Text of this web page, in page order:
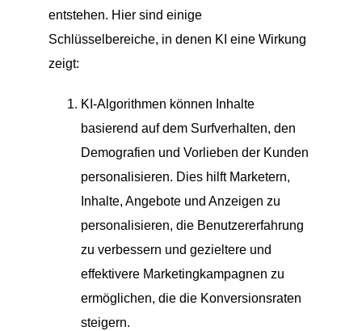
entstehen. Hier sind einige
Schlüsselbereiche, in denen KI eine Wirkung
zeigt:
KI-Algorithmen können Inhalte
basierend auf dem Surfverhalten, den
Demografien und Vorlieben der Kunden
personalisieren. Dies hilft Marketern,
Inhalte, Angebote und Anzeigen zu
personalisieren, die Benutzererfahrung
zu verbessern und gezieltere und
effektivere Marketingkampagnen zu
ermöglichen, die die Konversionsraten
steigern.